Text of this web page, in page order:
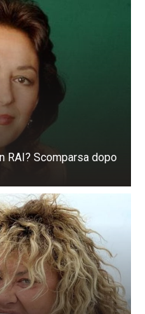
di detersivi: puoi
o prodotti
RAI? Scomparsa dopo